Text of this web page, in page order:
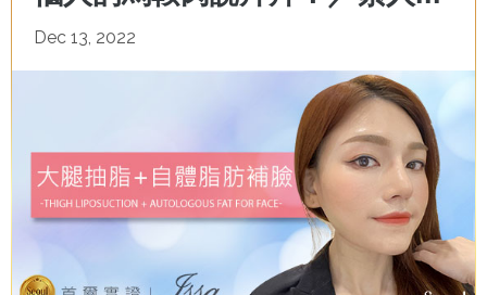
Dec 13, 2022